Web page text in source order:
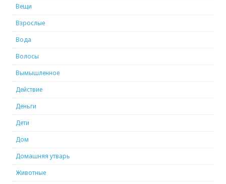
Вещи
Взрослые
Вода
Волосы
Вымышленное
Действие
Деньги
Дети
Дом
Домашняя утварь
Животные